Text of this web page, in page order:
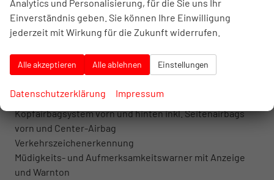
Radio-Navigationssystem Discover mit 12,9" Farb-
2× USB-C-Anschlüsse vorn
Elektronische Sprachverstärkung
Start-Stopp-System mit Bremsenergierückgewinnung
Kopfairbagsystem vorn und hinten inkl. Seitenairbags
vorn und Center-Airbag
Verkehrszeichenerkennung
Müdigkeits- und Aufmerksamkeitswarner mit Anzeige
und Warnton
Analytics und Personalisierung, für die Sie uns Ihr
Einverständnis geben. Sie können Ihre Einwilligung
jederzeit mit Wirkung für die Zukunft widerrufen.
Alle akzeptieren Alle ablehnen Einstellungen
Datenschutzerklärung Impressum